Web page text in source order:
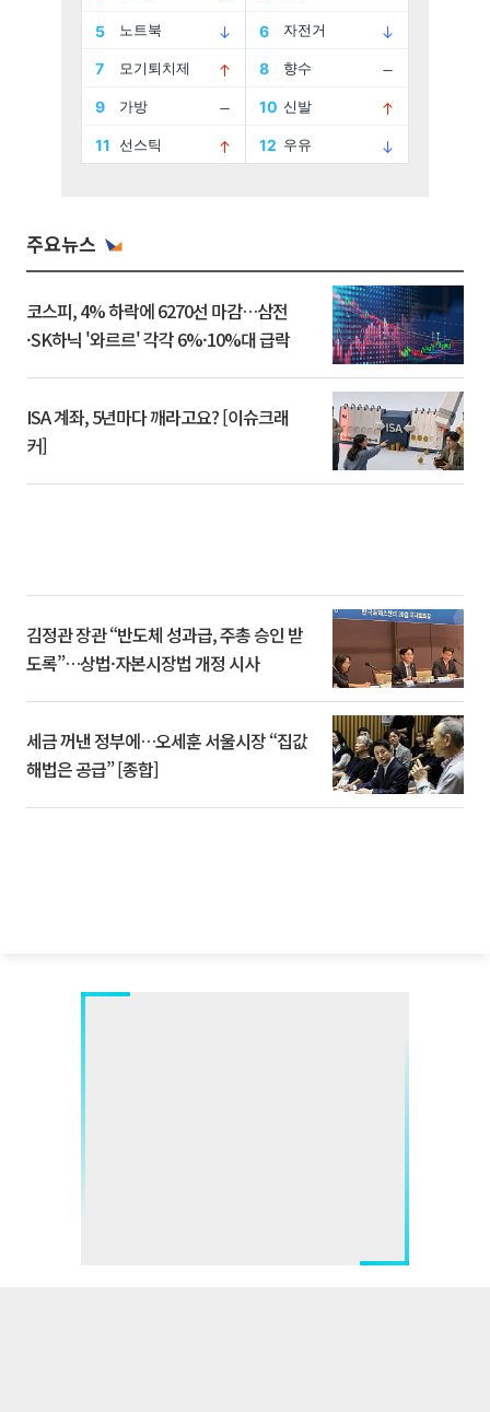
주요뉴스
코스피, 4% 하락에 6270선 마감…삼전
·SK하닉 '와르르' 각각 6%·10%대 급락
ISA 계좌, 5년마다 깨라고요? [이슈크래
커]
김정관 장관 “반도체 성과급, 주총 승인 받
도록”…상법·자본시장법 개정 시사
세금 꺼낸 정부에…오세훈 서울시장 “집값
해법은 공급” [종합]